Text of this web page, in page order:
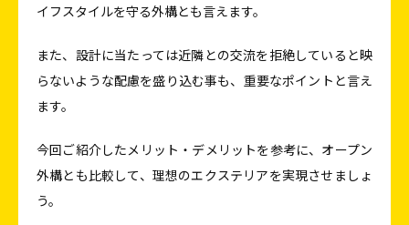
イフスタイルを守る外構とも言えます。
また、設計に当たっては近隣との交流を拒絶していると映
らないような配慮を盛り込む事も、重要なポイントと言え
ます。
今回ご紹介したメリット・デメリットを参考に、オープン
外構とも比較して、理想のエクステリアを実現させましょ
う。